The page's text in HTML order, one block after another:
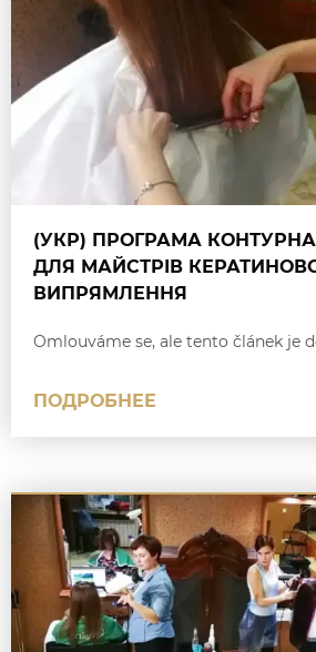
(УКР) ПРОГРАМА
ДЛЯ МАЙСТРІВ
ВИПРЯМЛЕННЯ
Omlouváme se, ale tento článek je
ПОДРОБНЕЕ